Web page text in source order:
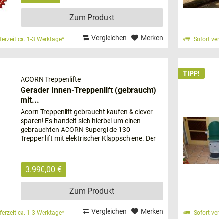
extra Anfahrtskosten an
leben
stellt Sie tagtäglich vor große Herausforderungen? Ihnen fällt
Gelenkschmerzen, Gangunsicherheiten und
Wenn Sie trotzdem nicht auf ihr gewohntes Umfeld
barrierefrei gestalten. Für jede Treppenform gibt es
Treppenlift anschaffen?
Umstände können Sie nicht mehr in der Lage sein, Treppen
auch ein Unfall dazu führen, dass Sie die Etagen in Ihrem
Lebensmittelpunkt auf eine untere Etage und nutzen die
ca. 1-3 Werktage*
Zum Produkt
Vergleichen Merken Sofort
ACORN Treppenlifte
Gerader Innen-Treppenlift (gebraucht)
mit...
Acorn Treppenlift gebraucht kaufen & clever
sparen! Es handelt sich hierbei um einen
gebrauchten ACORN Superglide 130
Treppenlift mit elektrischer Klappschiene. Der
3.990,00 €
ca. 1-3 Werktage*
Zum Produkt
Vergleichen Merken
TIPP!
Sofort